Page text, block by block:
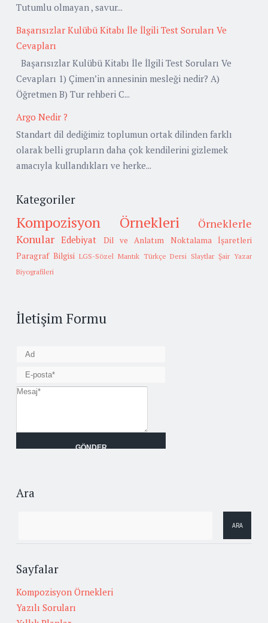
Tutumlu olmayan , savur...
Başarısızlar Kulübü Kitabı İle İlgili Test Soruları Ve
Cevapları
Başarısızlar Kulübü Kitabı İle İlgili Test Soruları Ve
Cevapları 1) Çimen’in annesinin mesleği nedir? A)
Öğretmen B) Tur rehberi C...
Argo Nedir ?
Standart dil dediğimiz toplumun ortak dilinden farklı
olarak belli grupların daha çok kendilerini gizlemek
amacıyla kullandıkları ve herke...
Kategoriler
Kompozisyon Örnekleri
Örneklerle
Konular Edebiyat Dil ve Anlatım
Noktalama İşaretleri
Paragraf Bilgisi LGS-Sözel Mantık Türkçe Dersi Slaytlar Şair Yazar
Biyografileri
İletişim Formu
Ara
Sayfalar
Kompozisyon Örnekleri
Yazılı Soruları